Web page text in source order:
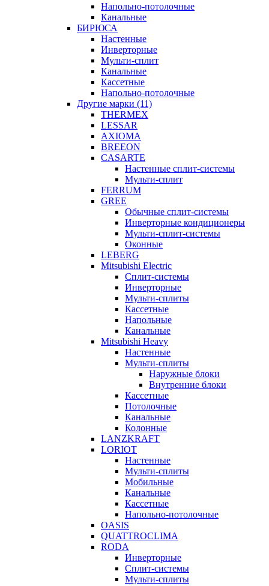
Напольно-потолочные
Канальные
БИРЮСА
Настенные
Инверторные
Мульти-сплит
Канальные
Кассетные
Напольно-потолочные
Другие марки (11)
THERMEX
LESSAR
AXIOMA
BREEON
CASARTE
Настенные сплит-системы
Мульти-сплит
FERRUM
GREE
Обычные сплит-системы
Инверторные кондиционеры
Мульти-сплит-системы
Оконные
LEBERG
Mitsubishi Electric
Cплит-системы
Инверторные
Мульти-сплиты
Кассетные
Напольные
Канальные
Mitsubishi Heavy
Настенные
Мульти-сплиты
Наружные блоки
Внутренние блоки
Кассетные
Потолочные
Канальные
Колонные
LANZKRAFT
LORIOT
Настенные
Мульти-сплиты
Мобильные
Канальные
Кассетные
Напольно-потолочные
OASIS
QUATTROCLIMA
RODA
Инверторные
Сплит-системы
Мульти-сплиты